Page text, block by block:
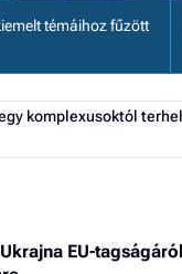
témáihoz fűzött
komplexusoktól
EU-tagságáról